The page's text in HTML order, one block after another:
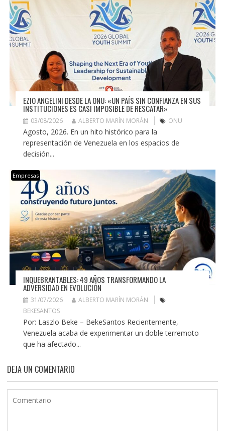
EZIO ANGELINI DESDE LA ONU: «UN PAÍS SIN CONFIANZA EN SUS
INSTITUCIONES ES CASI IMPOSIBLE DE RESCATAR»
03/08/2026 ALBERTO MARÍN MORÁN ONU
Agosto, 2026. En un hito histórico para la
representación de Venezuela en los espacios de
decisión...
Empresas
INQUEBRANTABLES: 49 AÑOS TRANSFORMANDO LA
ADVERSIDAD EN EVOLUCIÓN
31/07/2026
ALBERTO MARÍN MORÁN
BEKESANTOS
Por: Laszlo Beke – BekeSantos Recientemente,
Venezuela acaba de experimentar un doble terremoto
que ha afectado...
DEJA UN COMENTARIO